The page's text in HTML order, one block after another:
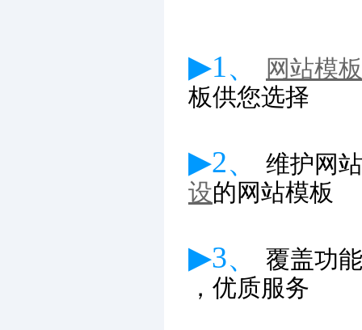
▶1、
网站模板
板供您选择
▶2、
维护网
设的网站模板
▶3、
覆盖功
，优质服务